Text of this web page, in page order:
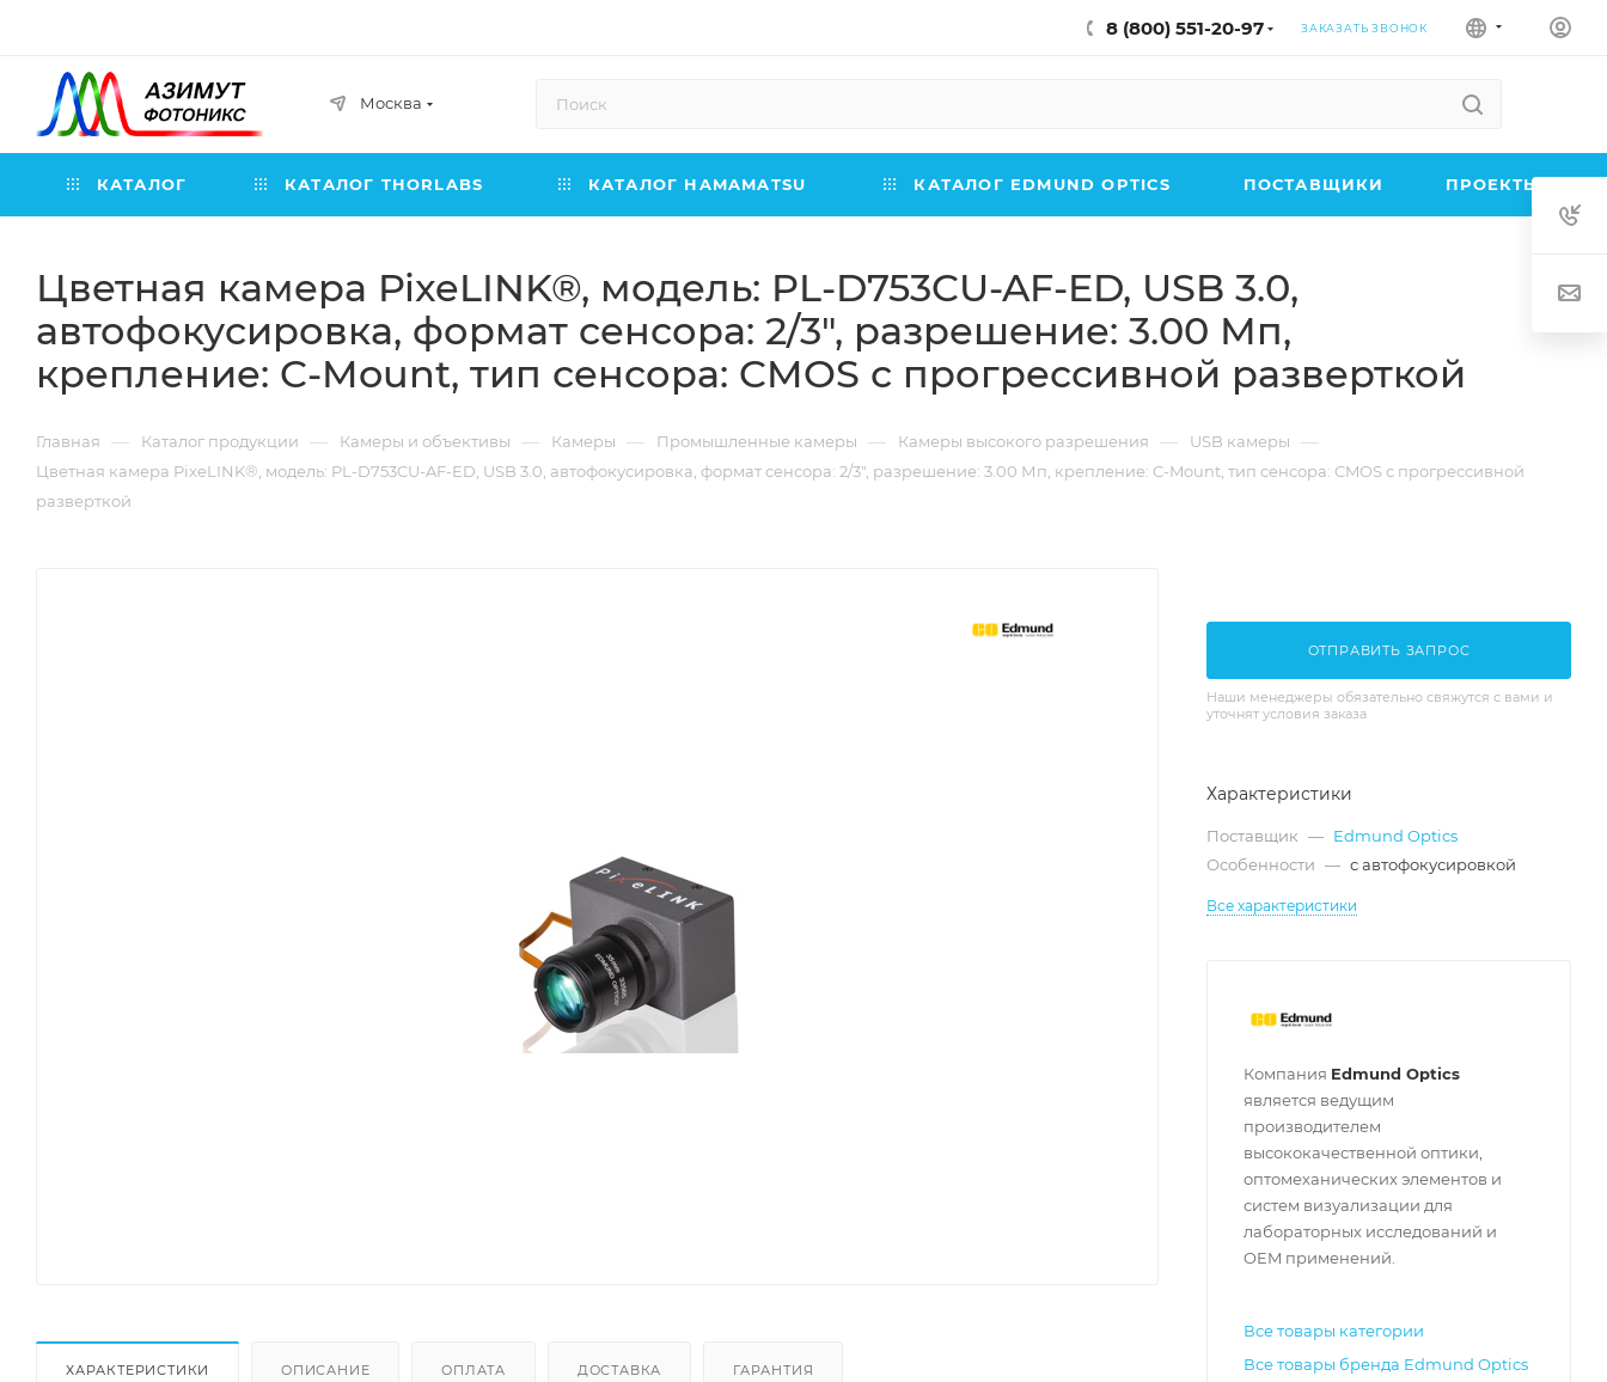
8 (800) 551-20-97 ЗАКАЗАТЬ ЗВОНОК
Москва
КАТАЛОГ КАТАЛОГ THORLABS КАТАЛОГ HAMAMATSU КАТАЛОГ EDMUND OPTICS ПОСТАВЩИКИ ПРОЕКТЫ
Цветная камера PixeLINK®, модель: PL-D753CU-AF-ED, USB 3.0,
автофокусировка, формат сенсора: 2/3", разрешение: 3.00 Мп,
крепление: C-Mount, тип сенсора: CMOS с прогрессивной разверткой
Главная — Каталог продукции — Камеры и объективы — Камеры — Промышленные камеры — Камеры высокого разрешения — USB камеры —
Цветная камера PixeLINK®, модель: PL-D753CU-AF-ED, USB 3.0, автофокусировка, формат сенсора: 2/3", разрешение: 3.00 Мп, крепление: C-Mount, тип сенсора: CMOS с прогрессивной
разверткой
ХАРАКТЕРИСТИКИ ОПИСАНИЕ ОПЛАТА ДОСТАВКА ГАРАНТИЯ
ОТПРАВИТЬ ЗАПРОС
Наши менеджеры обязательно свяжутся с вами и
уточнят условия заказа
Характеристики
Поставщик — Edmund Optics
Особенности — с автофокусировкой
Все характеристики
Компания Edmund Optics
является ведущим
производителем
высококачественной оптики,
оптомеханических элементов и
систем визуализации для
лабораторных исследований и
OEM применений.
Все товары категории
Все товары бренда Edmund Optics